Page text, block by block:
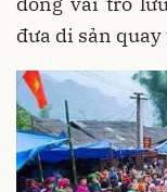
đưa di sản